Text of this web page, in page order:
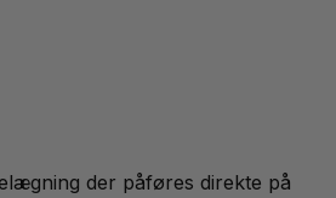
der påføres direkte på